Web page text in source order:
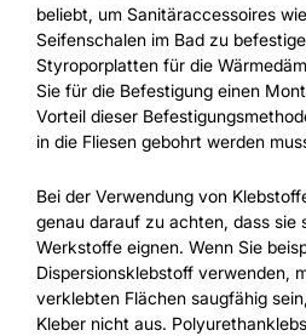
beliebt, um Sanitäraccessoires
Seifenschalen im Bad zu
Styroporplatten für die
Sie für die Befestigung einen
Vorteil dieser
in die Fliesen gebohrt werden
Bei der Verwendung von
genau darauf zu achten, dass sie
Werkstoffe eignen. Wenn Sie
Dispersionsklebstoff verwenden,
verklebten Flächen saugfähig
Kleber nicht aus.